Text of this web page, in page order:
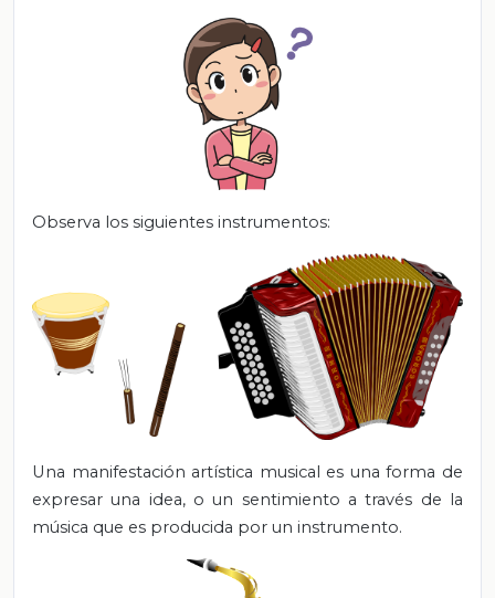
Observa los siguientes instrumentos:
Una manifestación artística musical es una forma de
expresar una idea, o un sentimiento a través de la
música que es producida por un instrumento.